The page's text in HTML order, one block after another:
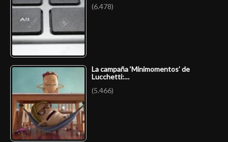
(6.478)
La campaña ‘Minimomentos’ de
Lucchetti:…
(5.466)